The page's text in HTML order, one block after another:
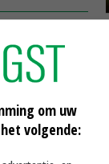
om uw
volgende: